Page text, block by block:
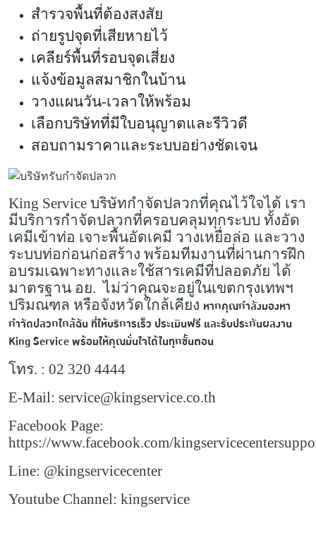
สำรวจพื้นที่ต้องสงสัย
ถ่ายรูปจุดที่เสียหายไว้
เคลียร์พื้นที่รอบจุดเสี่ยง
แจ้งข้อมูลสมาชิกในบ้าน
วางแผนวัน-เวลาให้พร้อม
เลือกบริษัทที่มีใบอนุญาตและรีวิวดี
สอบถามราคาและระบบอย่างชัดเจน
King Service บริษัทกำจัดปลวกที่คุณไว้ใจได้ เรา
มีบริการกำจัดปลวกที่ครอบคลุมทุกระบบ ทั้งอัด
เคมีเข้าท่อ เจาะพื้นอัดเคมี วางเหยื่อล่อ และวาง
ระบบท่อก่อนก่อสร้าง พร้อมทีมงานที่ผ่านการฝึก
อบรมเฉพาะทางและใช้สารเคมีที่ปลอดภัย ได้
มาตรฐาน อย. ไม่ว่าคุณจะอยู่ในเขตกรุงเทพฯ
ปริมณฑล หรือจังหวัดใกล้เคียง หากคุณกำลังมองหา
กำจัดปลวกใกล้ฉัน ที่ให้บริการเร็ว ประเมินฟรี และรับประกันผลงาน
King Service พร้อมให้คุณมั่นใจได้ในทุกขั้นตอน
โทร. : 02 320 4444
E-Mail: service@kingservice.co.th
Facebook Page:
https://www.facebook.com/
Line: @kingservicecenter
Youtube Channel: kingservice